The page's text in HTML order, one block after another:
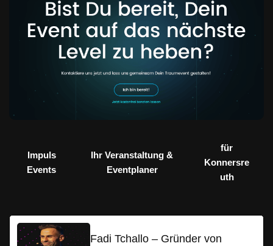
Impuls
Events
Ihr Veranstaltung &
Eventplaner
für
Konnersre
uth
Fadi Tchallo – Gründer von